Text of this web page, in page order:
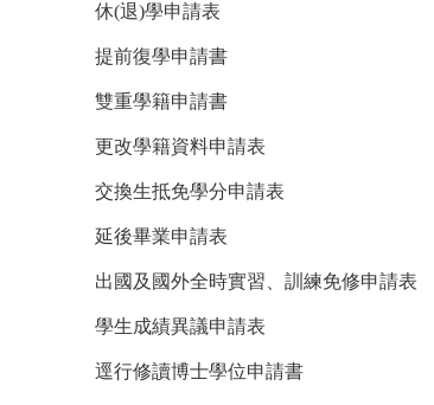
休(退)學申請表
提前復學申請書
雙重學籍申請書
更改學籍資料申請表
交換生抵免學分申請表
延後畢業申請表
出國及國外全時實習、訓練免修申請表
學生成績異議申請表
逕行修讀博士學位申請書